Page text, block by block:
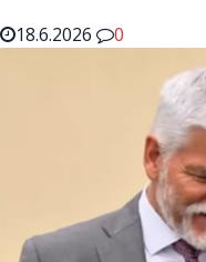
18.6.2026
0